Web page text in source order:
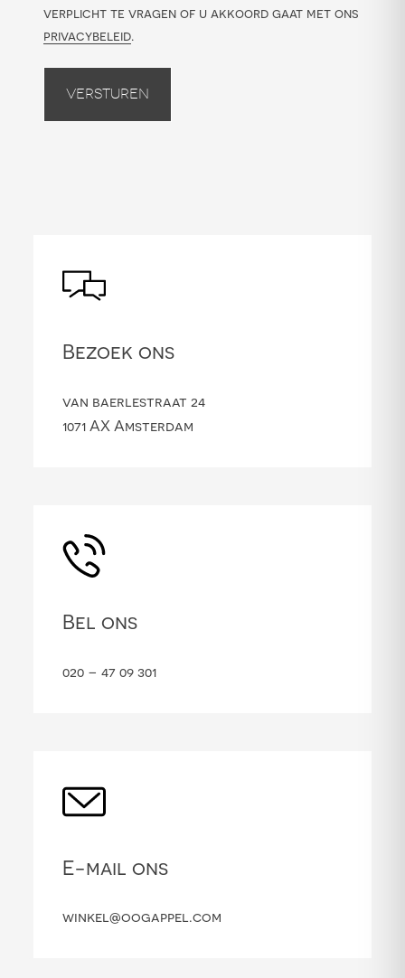
verplicht te vragen of u akkoord gaat met ons
privacybeleid.
Versturen
Bezoek ons
van baerlestraat 24
1071 AX Amsterdam
Bel ons
020 – 47 09 301
E-mail ons
winkel@oogappel.com